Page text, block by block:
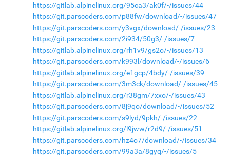
https://gitlab.alpinelinux.org/95ca3/ak0f/-/issues/44
https://git.parscoders.com/p88fw/download/-/issues/47
https://git.parscoders.com/y3vgx/download/-/issues/23
https://git.parscoders.com/2i934/50g3/-/issues/7
https://gitlab.alpinelinux.org/rh1v9/gs2o/-/issues/13
https://git.parscoders.com/k993l/download/-/issues/6
https://gitlab.alpinelinux.org/e1gcp/4bdy/-/issues/39
https://git.parscoders.com/3m3ck/download/-/issues/45
https://gitlab.alpinelinux.org/r38gm/7xxo/-/issues/43
https://git.parscoders.com/8j9qo/download/-/issues/52
https://git.parscoders.com/s9lyd/9pkh/-/issues/22
https://gitlab.alpinelinux.org/l9jww/r2d9/-/issues/51
https://git.parscoders.com/hz4o7/download/-/issues/34
https://git.parscoders.com/99a3a/8gyq/-/issues/5